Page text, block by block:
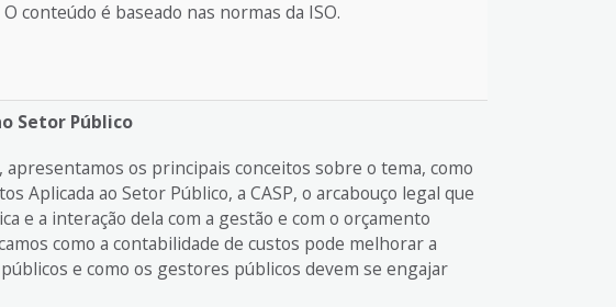
conteúdo é baseado nas normas da ISO.
Setor Público
apresentamos os principais conceitos sobre o tema, como
Aplicada ao Setor Público, a CASP, o arcabouço legal que
e a interação dela com a gestão e com o orçamento
como a contabilidade de custos pode melhorar a
e como os gestores públicos devem se engajar